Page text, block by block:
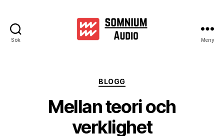
Sök Meny
Kategorier
BLOGG
Mellan teori och
verklighet